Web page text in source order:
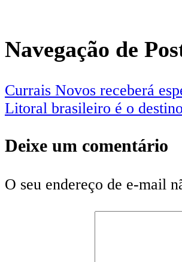
Navegação de
Currais Novos receberá
Litoral brasileiro é o
Deixe um comentário
O seu endereço de e-mail